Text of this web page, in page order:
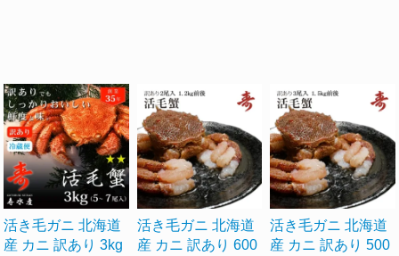
活き毛ガニ 北海道
産 カニ 訳あり 3kg
活き毛ガニ 北海道
産 カニ 訳あり 600
活き毛ガニ 北海道
産 カニ 訳あり 500